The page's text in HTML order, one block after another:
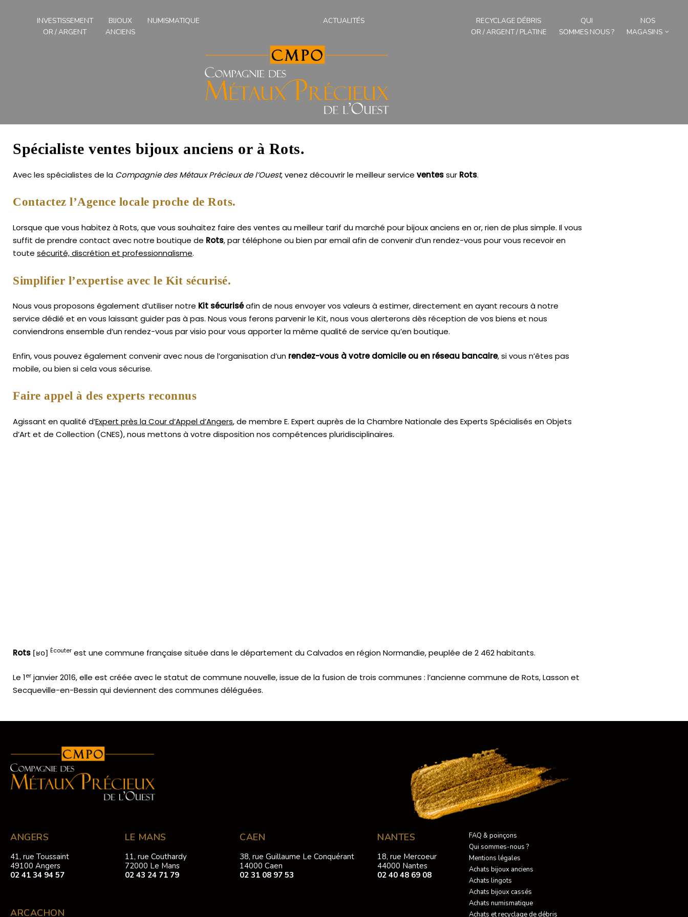
INVESTISSEMENT
OR / ARGENT
BIJOUX
ANCIENS
NUMISMATIQUE ACTUALITÉS
RECYCLAGE DÉBRIS
OR / ARGENT / PLATINE
QUI
SOMMES NOUS ?
NOS
MAGASINS
Spécialiste ventes bijoux anciens or à Rots.
Avec les spécialistes de la Compagnie des Métaux Précieux de l’Ouest, venez découvrir le meilleur service ventessur Rots.
Contactez l’Agence locale proche de Rots.
Lorsque que vous habitez à Rots, que vous souhaitez faire des ventes au meilleur tarif du marché pour bijoux anciens en or, rien de plus simple. Il vous
suffit de prendre contact avec notre boutique de Rots, par téléphone ou bien par email afin de convenir d’un rendez-vous pour vous recevoir en
toute sécurité, discrétion et professionnalisme.
Simplifier l’expertise avec le Kit sécurisé.
Nous vous proposons également d’utiliser notre Kit sécuriséafin de nous envoyer vos valeurs à estimer, directement en ayant recours à notre
service dédié et en vous laissant guider pas à pas. Nous vous ferons parvenir le Kit, nous vous alerterons dès réception de vos biens et nous
conviendrons ensemble d’un rendez-vous par visio pour vous apporter la même qualité de service qu’en boutique.
Enfin, vous pouvez également convenir avec nous de l’organisation d’un rendez-vous à votre domicile ou en réseau bancaire, si vous n’êtes pas
mobile, ou bien si cela vous sécurise.
Faire appel à des experts reconnus
Agissant en qualité d’Expert près la Cour d’Appel d’Angers, de membre E. Expert auprès de laChambre Nationale des Experts Spécialisés en Objets
d’Art et de Collection (CNES),nous mettons à votre disposition nos compétences pluridisciplinaires.
Rots [ʁo] Écouter est une commune française située dans le département du Calvados en région Normandie, peuplée de 2 462 habitants.
Le 1er janvier 2016, elle est créée avec le statut de commune nouvelle, issue de la fusion de trois communes : l’ancienne commune de Rots, Lasson et
Secqueville-en-Bessin qui deviennent des communes déléguées.
ANGERS
41, rue Toussaint
49100 Angers
02 41 34 94 57
ARCACHON
LE MANS
11, rue Couthardy
72000 Le Mans
02 43 24 71 79
CAEN
38, rue Guillaume Le Conquérant
14000 Caen
02 31 08 97 53
NANTES
18, rue Mercoeur
44000 Nantes
02 40 48 69 08
FAQ & poinçons
Qui sommes-nous ?
Mentions légales
Achats bijoux anciens
Achats lingots
Achats bijoux cassés
Achats numismatique
Achats et recyclage de débris